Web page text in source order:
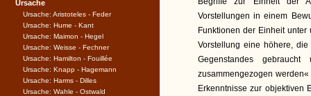
Vorstellungen in einem
Funktionen der Einheit
Vorstellung eine höhere,
Gegenstandes
zusammengezogen
Erkenntnisse zur objektiven
Ursache
Ursache: Aristoteles - Feder
Ursache: Hume - Kant
Ursache: Maimon - Hegel
Ursache: Weisse - Fechner
Ursache: Hamilton - Fouillée
Ursache: Knapp - Hagemann
Ursache: Harms - Dilles
Ursache: Wahle - Ostwald